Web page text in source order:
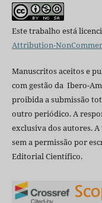
Este trabalho está
Attribution-
Manuscritos aceitos e
com gestão da Ibero-
proibida a submissão
outro periódico. A
exclusiva dos autores.
sem a permissão por
Editorial Científico.